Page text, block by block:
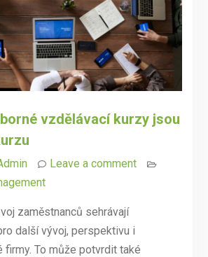
vzdělávací kurzy jsou
Leave a comment
zaměstnanců sehrávají
další vývoj, perspektivu i
firmy. To může potvrdit také